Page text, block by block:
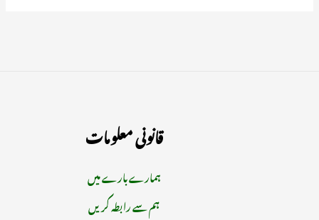
قانونی معلومات
ہمارے بارے میں
ہم سے رابطہ کریں